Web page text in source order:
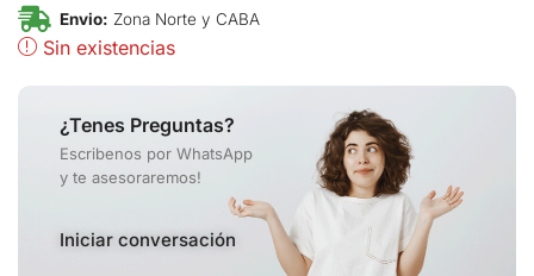
Envio: Zona Norte y CABA
Sin existencias
¿Tenes Preguntas?
Escribenos por WhatsApp
y te asesoraremos!
Iniciar conversación